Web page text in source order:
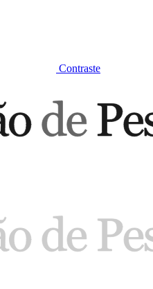
Contraste